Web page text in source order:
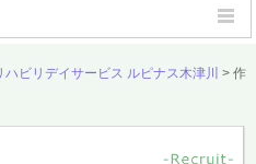
ハビリデイサービス ルピナス木津川 > 作